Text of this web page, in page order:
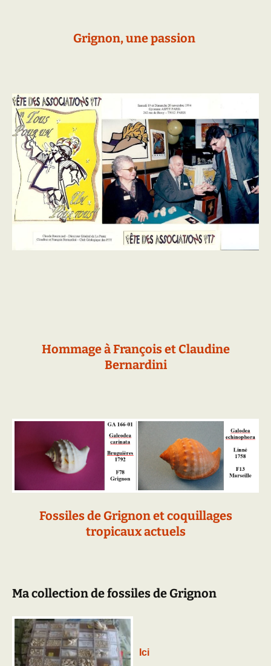
Grignon, une passion
Hommage à François et Claudine
Bernardini
Fossiles de Grignon et coquillages
tropicaux actuels
Ma collection de fossiles de Grignon
Ici